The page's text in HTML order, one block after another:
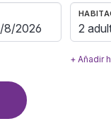
2
+ Añadir